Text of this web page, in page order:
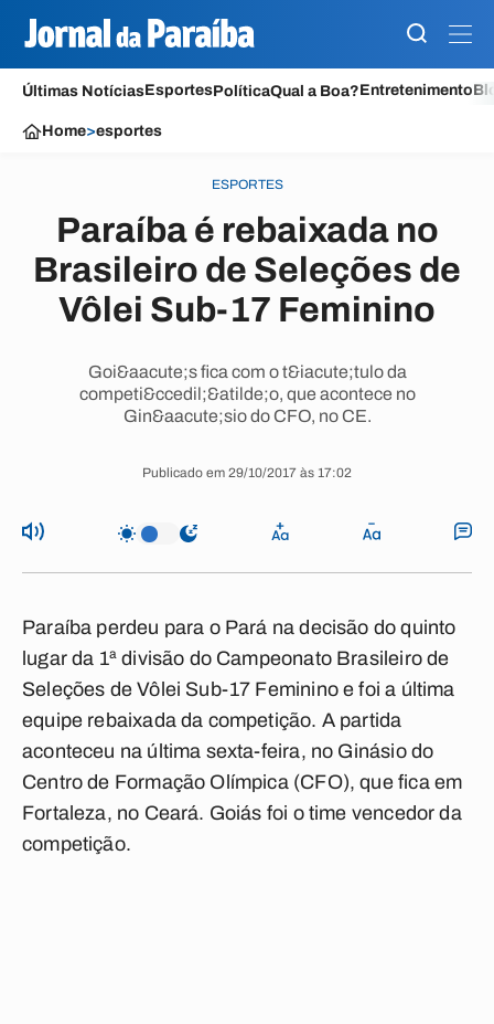
Últimas NotíciasEsportesPolíticaQual a Boa?Entretenimento
Home>esportes
ESPORTES
Paraíba é rebaixada no
Brasileiro de Seleções de
Vôlei Sub-17 Feminino
Goi&aacute;s fica com o t&iacute;tulo da
competi&ccedil;&atilde;o, que acontece no
Gin&aacute;sio do CFO, no CE.
Publicado em 29/10/2017 às 17:02
Paraíba perdeu para o Pará na decisão do quinto
lugar da 1ª divisão do Campeonato Brasileiro de
Seleções de Vôlei Sub-17 Feminino e foi a última
equipe rebaixada da competição. A partida
aconteceu na última sexta-feira, no Ginásio do
Centro de Formação Olímpica (CFO), que fica em
Fortaleza, no Ceará. Goiás foi o time vencedor da
competição.